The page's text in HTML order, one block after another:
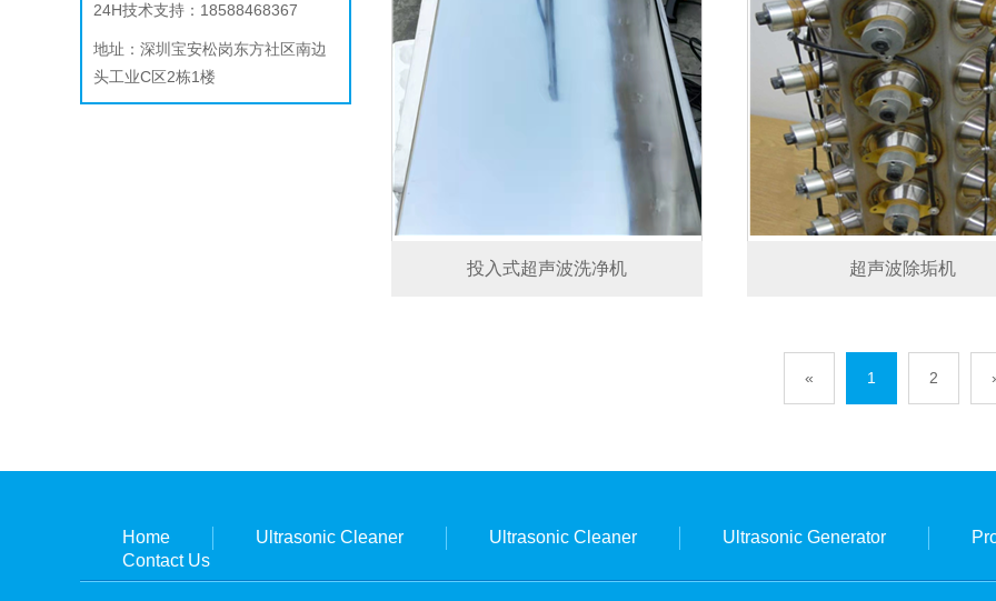
24H技术支持：18588468367
地址： 深圳宝安松岗东方社区南边
头工业C区2栋1楼
投入式超声波洗净机 超声波除垢机
« 1 2
Home Ultrasonic Cleaner Ultrasonic Cleaner Ultrasonic Generator
Contact Us